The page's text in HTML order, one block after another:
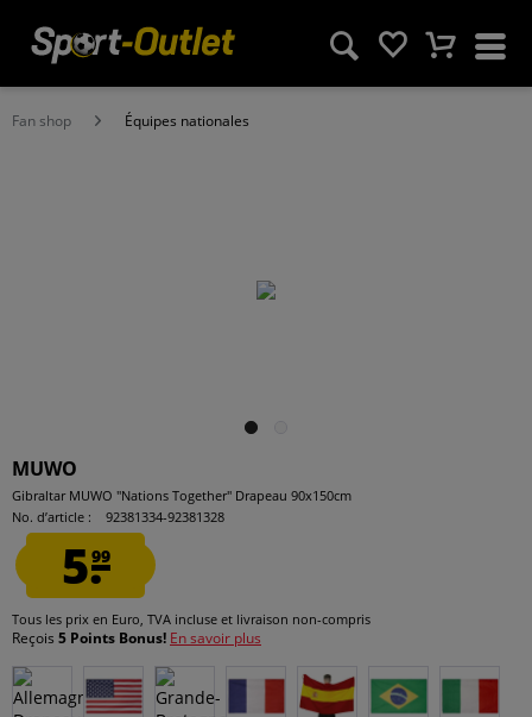
Fan shop Équipes nationales
MUWO
Gibraltar MUWO "Nations Together" Drapeau 90x150cm
No. d’article :
92381334-92381328
5.99
Tous les prix en Euro, TVA incluse et livraison non-compris
Reçois 5 Points Bonus! En savoir plus